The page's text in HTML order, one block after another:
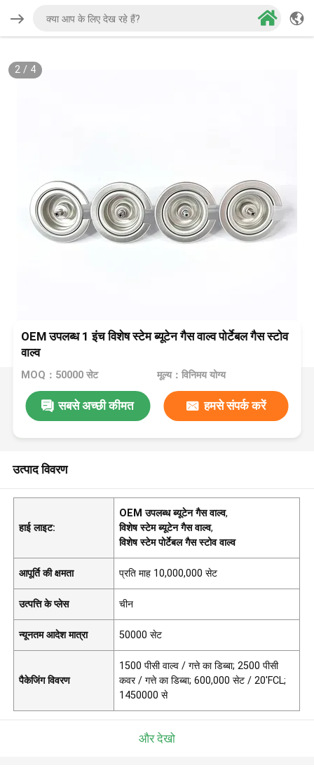
2/ 4
OEM उपलब्ध 1 इंच विशेष स्टेम ब्यूटेन गैस वाल्व पोर्टेबल गैस स्टोव
वाल्व
MOQ：50000 सेट मूल्य：विनिमय योग्य
सबसे अच्छी कीमत हमसे संपर्क करें
उत्पाद विवरण
हाई लाइट:
OEM उपलब्ध ब्यूटेन गैस वाल्व,
विशेष स्टेम ब्यूटेन गैस वाल्व,
विशेष स्टेम पोर्टेबल गैस स्टोव वाल्व
आपूर्ति की क्षमता प्रति माह 10,000,000 सेट
उत्पत्ति के प्लेस चीन
न्यूनतम आदेश मात्रा 50000 सेट
पैकेजिंग विवरण
1500 पीसी वाल्व / गत्ते का डिब्बा; 2500 पीसी
कवर / गत्ते का डिब्बा; 600,000 सेट / 20'FCL;
1450000 से
और देखो